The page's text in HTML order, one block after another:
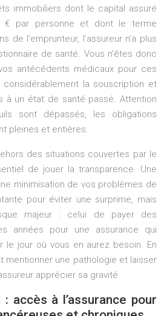
immobiliers dont le capital assuré
€ par personne et dont le terme
de l’emprunteur, l’assureur n’a plus
de santé. Vous n’êtes donc
antécédents médicaux pour ces
la souscription et
à un état de santé passé. Attention
sont dépassés, les obligations
pleines et entières.
des situations couvertes par le
de jouer la transparence. Une
minimisation de vos problèmes de
pour éviter une surprime, mais
majeur : celui de payer des
années pour une assurance qui
le jour où vous en aurez besoin. En
mentionner une pathologie et laisser
apprécier sa gravité.
accès à l’assurance pour